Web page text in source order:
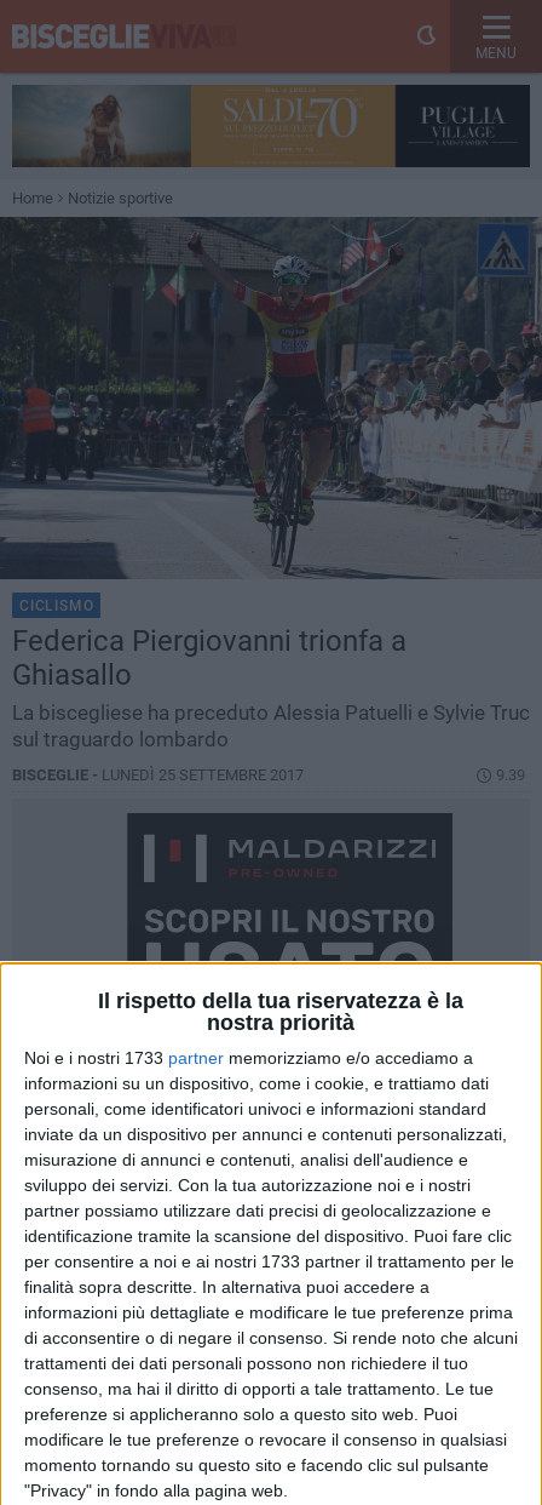
Il rispetto della tua riservatezza è la
nostra priorità
Noi e i nostri 1733 partner memorizziamo e/o accediamo a
informazioni su un dispositivo, come i cookie, e trattiamo dati
personali, come identificatori univoci e informazioni standard
inviate da un dispositivo per annunci e contenuti personalizzati,
misurazione di annunci e contenuti, analisi dell'audience e
sviluppo dei servizi. Con la tua autorizzazione noi e i nostri
partner possiamo utilizzare dati precisi di geolocalizzazione e
identificazione tramite la scansione del dispositivo. Puoi fare clic
per consentire a noi e ai nostri 1733 partner il trattamento per le
finalità sopra descritte. In alternativa puoi accedere a
informazioni più dettagliate e modificare le tue preferenze prima
di acconsentire o di negare il consenso. Si rende noto che alcuni
trattamenti dei dati personali possono non richiedere il tuo
consenso, ma hai il diritto di opporti a tale trattamento. Le tue
preferenze si applicheranno solo a questo sito web. Puoi
modificare le tue preferenze o revocare il consenso in qualsiasi
momento tornando su questo sito e facendo clic sul pulsante
"Privacy" in fondo alla pagina web.
MENU
Home Notizie sportive
CICLISMO
Federica Piergiovanni trionfa a
Ghiasallo
La biscegliese ha preceduto Alessia Patuelli e Sylvie Truc
sul traguardo lombardo
BISCEGLIE - LUNEDÌ 25 SETTEMBRE 2017 9.39
125
CRISTINA SCARASCIULLO
Ancora un'affermazione per Federica Piergiovanni, ciclista in
forza al team toscano Inpa San Vincenzo.
Nella 14ª edizione della Cesano–Ghisallo la biscegliese ha
tagliato il traguardo in solitaria, dopo aver attaccato fin dal
primo chilometro e aver fatto selezione tra le avversarie.
L'azione decisiva all'inizio dell'ultima salita, sulla quale è